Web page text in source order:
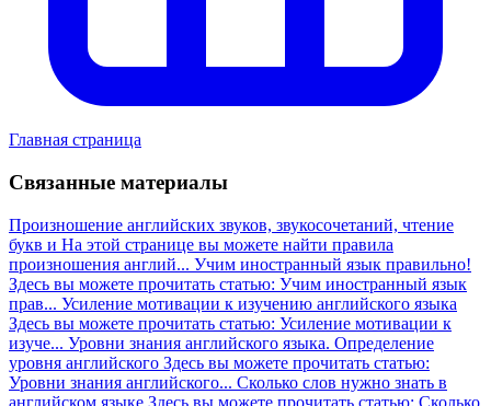
Главная страница
Связанные материалы
Произношение английских звуков, звукосочетаний, чтение
букв и На этой странице вы можете найти правила
произношения англий... Учим иностранный язык правильно!
Здесь вы можете прочитать статью: Учим иностранный язык
прав... Усиление мотивации к изучению английского языка
Здесь вы можете прочитать статью: Усиление мотивации к
изуче... Уровни знания английского языка. Определение
уровня английского Здесь вы можете прочитать статью:
Уровни знания английского... Сколько слов нужно знать в
английском языке Здесь вы можете прочитать статью: Сколько